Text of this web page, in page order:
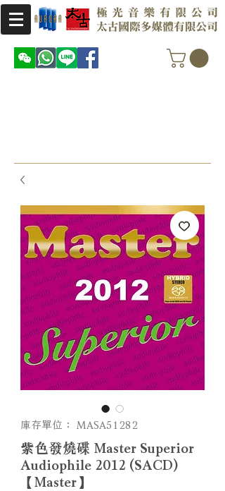
庫存單位： MASA51282
紫色發燒碟 Master Superior
Audiophile 2012 (SACD)
【Master】